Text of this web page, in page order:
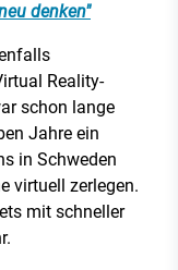
denken"
Reality-
schon lange
Jahre ein
in Schweden
virtuell zerlegen.
mit schneller